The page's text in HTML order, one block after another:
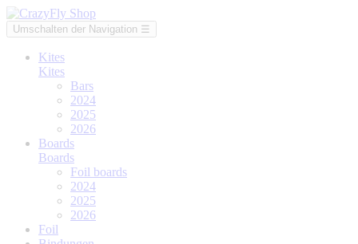
Umschalten der Navigation ☰
Kites
Kites
Bars
2024
2025
2026
Boards
Boards
Foil boards
2024
2025
2026
Foil